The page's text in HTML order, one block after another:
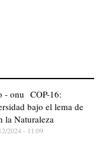
COP-16:
bajo el lema de
la Naturaleza
2024 - 11:09